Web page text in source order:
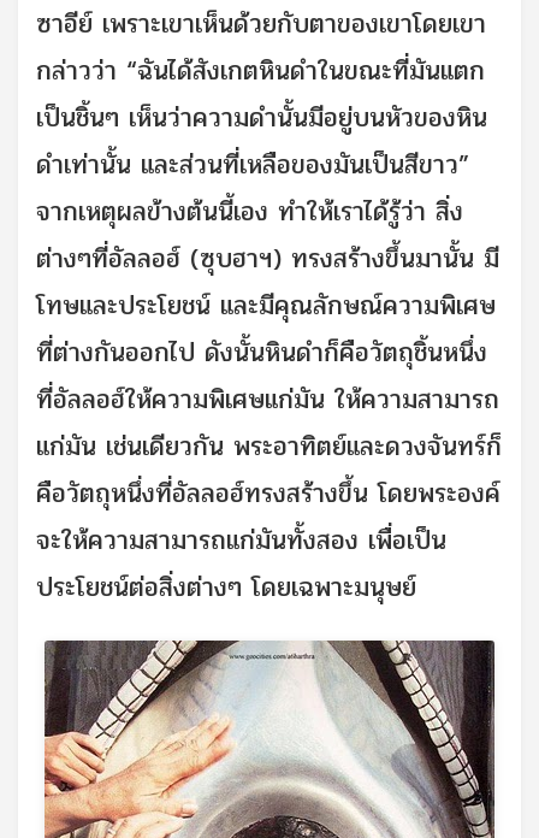
ซาอีย์ เพราะเขาเห็นด้วยกับตาของเขาโดยเขา
กล่าวว่า “ฉันได้สังเกตหินดำในขณะที่มันแตก
เป็นชิ้นๆ เห็นว่าความดำนั้นมีอยู่บนหัวของหิน
ดำเท่านั้น และส่วนที่เหลือของมันเป็นสีขาว”
จากเหตุผลข้างต้นนี้เอง ทำให้เราได้รู้ว่า สิ่ง
ต่างๆที่อัลลอฮ์ (ซุบฮาฯ) ทรงสร้างขึ้นมานั้น มี
โทษและประโยชน์ และมีคุณลักษณ์ความพิเศษ
ที่ต่างกันออกไป ดังนั้นหินดำก็คือวัตถุชิ้นหนึ่ง
ที่อัลลอฮ์ให้ความพิเศษแก่มัน ให้ความสามารถ
แก่มัน เช่นเดียวกัน พระอาทิตย์และดวงจันทร์ก็
คือวัตถุหนึ่งที่อัลลอฮ์ทรงสร้างขึ้น โดยพระองค์
จะให้ความสามารถแก่มันทั้งสอง เพื่อเป็น
ประโยชน์ต่อสิ่งต่างๆ โดยเฉพาะมนุษย์